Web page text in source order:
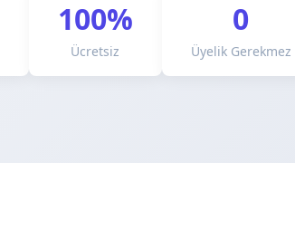
100%
Ücretsiz
0
Üyelik Gerekmez